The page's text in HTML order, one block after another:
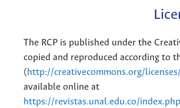
The RCP is published under the
copied and reproduced according to
(http://creativecommons.org/
available online at
https://revistas.unal.edu.co/